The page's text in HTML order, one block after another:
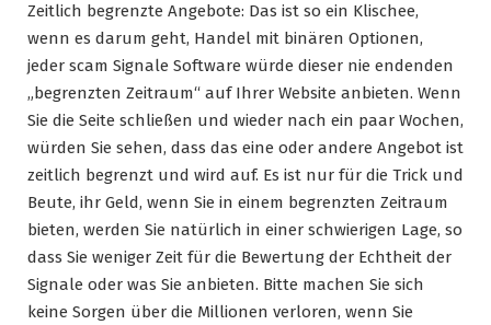
Zeitlich begrenzte Angebote: Das ist so ein Klischee,
wenn es darum geht, Handel mit binären Optionen,
jeder scam Signale Software würde dieser nie endenden
„begrenzten Zeitraum“ auf Ihrer Website anbieten. Wenn
Sie die Seite schließen und wieder nach ein paar Wochen,
würden Sie sehen, dass das eine oder andere Angebot ist
zeitlich begrenzt und wird auf. Es ist nur für die Trick und
Beute, ihr Geld, wenn Sie in einem begrenzten Zeitraum
bieten, werden Sie natürlich in einer schwierigen Lage, so
dass Sie weniger Zeit für die Bewertung der Echtheit der
Signale oder was Sie anbieten. Bitte machen Sie sich
keine Sorgen über die Millionen verloren, wenn Sie